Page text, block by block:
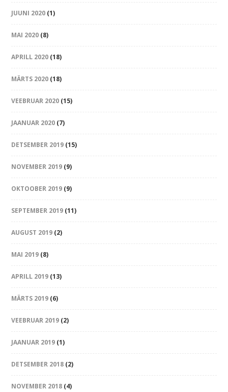
JUUNI 2020 (1)
MAI 2020 (8)
APRILL 2020 (18)
MÄRTS 2020 (18)
VEEBRUAR 2020 (15)
JAANUAR 2020 (7)
DETSEMBER 2019 (15)
NOVEMBER 2019 (9)
OKTOOBER 2019 (9)
SEPTEMBER 2019 (11)
AUGUST 2019 (2)
MAI 2019 (8)
APRILL 2019 (13)
MÄRTS 2019 (6)
VEEBRUAR 2019 (2)
JAANUAR 2019 (1)
DETSEMBER 2018 (2)
NOVEMBER 2018 (4)